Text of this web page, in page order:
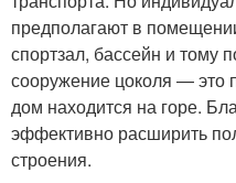
предполагают в
спортзал, бассейн и тому
сооружение цоколя — это
дом находится на горе.
эффективно расширить
строения.